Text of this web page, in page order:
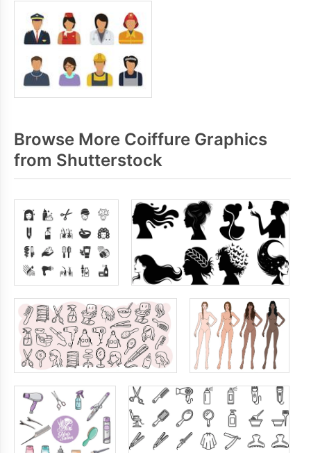
Browse More Coiffure Graphics
from Shutterstock